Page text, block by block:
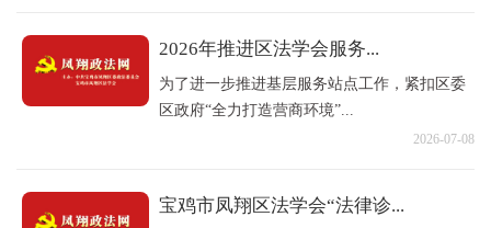
2026年推进区法学会服务...
为了进一步推进基层服务站点工作，紧扣区委
区政府“全力打造营商环境”...
2026-07-08
宝鸡市凤翔区法学会“法律诊...